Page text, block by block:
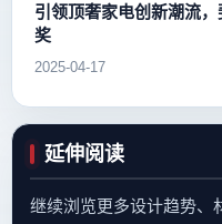
引领顶奢家电创新潮流
奖
2025-04-17
延伸阅读
继续浏览更多设计趋势、